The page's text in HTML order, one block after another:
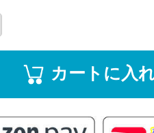
カートに入